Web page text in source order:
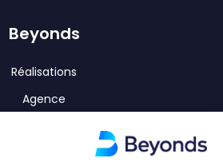
Beyonds
Réalisations
Agence